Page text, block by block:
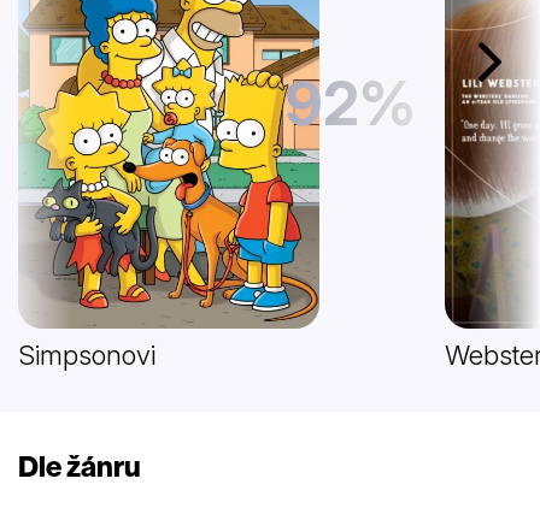
Další
92%
Simpsonovi
Dle žánru